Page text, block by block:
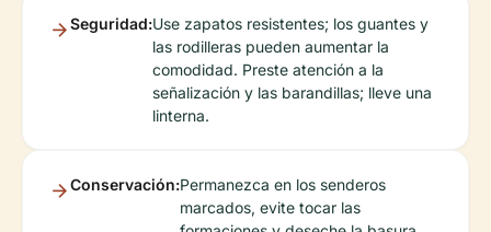
Seguridad:Use zapatos resistentes; los guantes y
las rodilleras pueden aumentar la
comodidad. Preste atención a la
señalización y las barandillas; lleve una
linterna.
Conservación:Permanezca en los senderos
marcados, evite tocar las